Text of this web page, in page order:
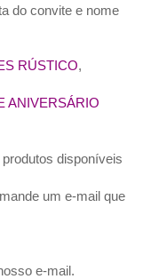
do convite e nome
RÚSTICO,
ANIVERSÁRIO
disponíveis
um e-mail que
e-mail.